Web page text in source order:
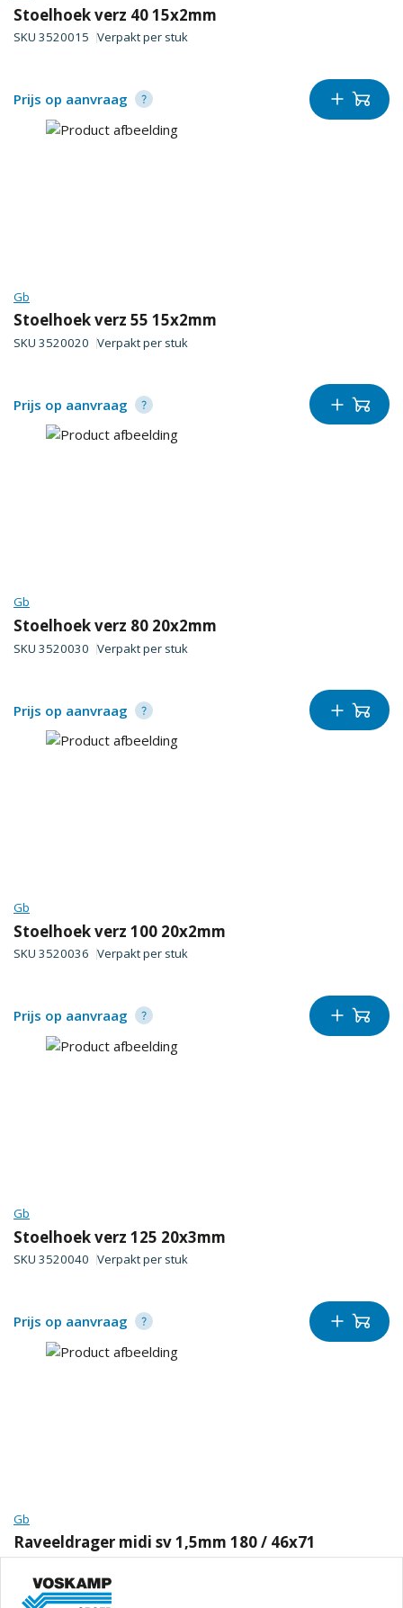
Stoelhoek verz 40 15x2mm
SKU 3520015 Verpakt per stuk
Prijs op aanvraag
Gb
Stoelhoek verz 55 15x2mm
SKU 3520020 Verpakt per stuk
Prijs op aanvraag
Gb
Stoelhoek verz 80 20x2mm
SKU 3520030 Verpakt per stuk
Prijs op aanvraag
Gb
Stoelhoek verz 100 20x2mm
SKU 3520036 Verpakt per stuk
Prijs op aanvraag
Gb
Stoelhoek verz 125 20x3mm
SKU 3520040 Verpakt per stuk
Prijs op aanvraag
Gb
Raveeldrager midi sv 1,5mm 180 / 46x71